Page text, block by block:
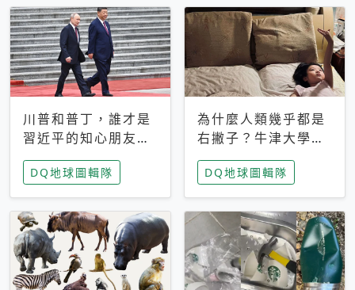
川普和普丁，誰才是
習近平的知心朋友？
專家：外交話語權掌
握在北京手中
DQ地球圖輯隊
為什麼人類幾乎都是
右撇子？牛津大學：
直立行走、腦容量擴
張成演化關鍵
DQ地球圖輯隊